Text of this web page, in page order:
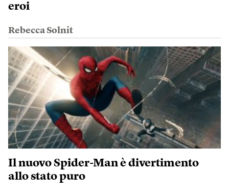
eroi
Rebecca Solnit
Il nuovo Spider-Man è divertimento
allo stato puro